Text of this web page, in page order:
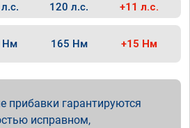
120 л.с. +11 л.с.
Нм 165 Нм +15 Нм
прибавки гарантируются
исправном,